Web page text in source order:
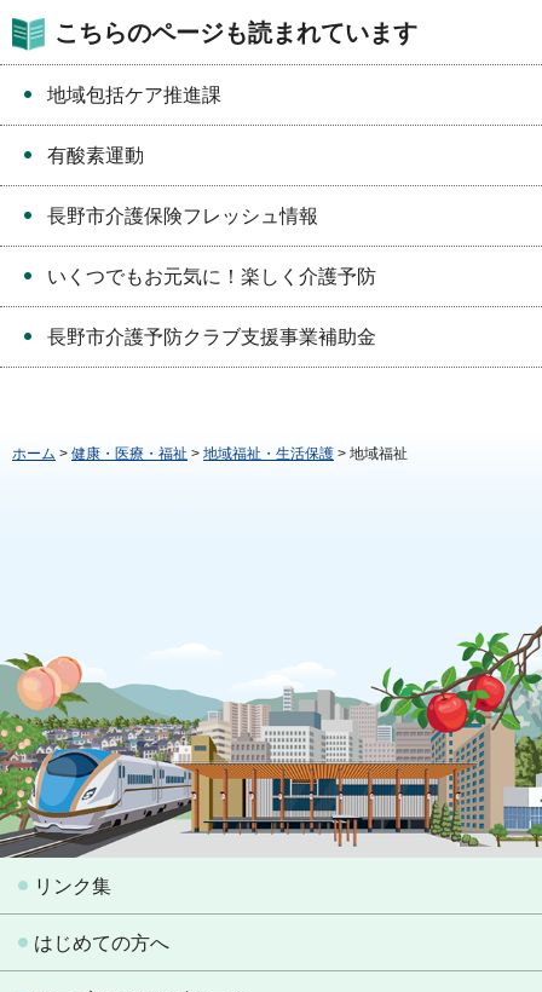
こちらのページも読まれています
地域包括ケア推進課
有酸素運動
長野市介護保険フレッシュ情報
いくつでもお元気に！楽しく介護予防
長野市介護予防クラブ支援事業補助金
ホーム > 健康・医療・福祉 > 地域福祉・生活保護 > 地域福祉
リンク集
はじめての方へ